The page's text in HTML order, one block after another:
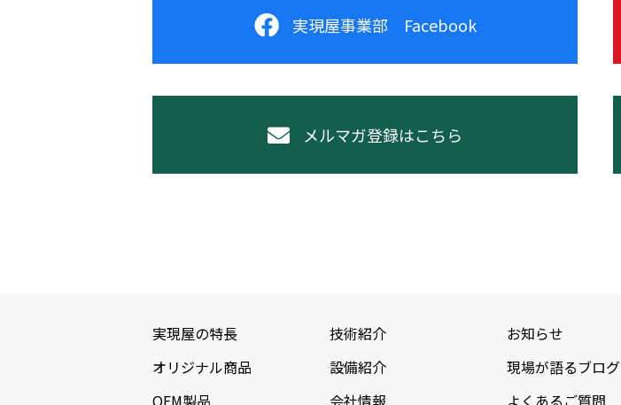
実現屋事業部 Facebook
メルマガ登録はこちら
実現屋の特長
オリジナル商品
技術紹介
設備紹介
お知らせ
現場が語るブログ